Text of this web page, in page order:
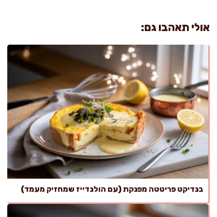
אולי תאהבו גם:
בנדיקט פריטטה מפנקת (עם הולנדייז שמחזיק מעמד)